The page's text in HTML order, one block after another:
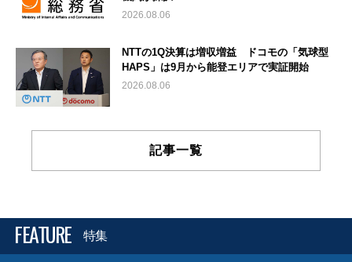
2026.08.06
NTTの1Q決算は増収増益 ドコモの「気球型
HAPS」は9月から能登エリアで実証開始
2026.08.06
記事一覧
FEATURE 特集